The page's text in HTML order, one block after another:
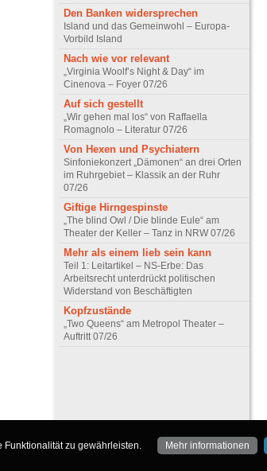
Den Banken widersprechen
Island und das Gemeinwohl – Europa-
Vorbild Island
Nach wie vor relevant
„Virginia Woolf’s Night & Day“ im
Cinenova – Foyer 07/26
Auf sich gestellt
„Wir gehen mal los“ von Raffaella
Romagnolo – Literatur 07/26
Von Hexen und Psychiatern
Sinfoniekonzert „Dämonen“ an drei Orten
im Ruhrgebiet – Klassik an der Ruhr
07/26
Giftige Hirngespinste
„The blind Owl / Die blinde Eule“ am
Theater der Keller – Tanz in NRW 07/26
Mehr als einem lieb sein kann
Teil 1: Leitartikel – NS-Erbe: Das
Arbeitsrecht unterdrückt politischen
Widerstand von Beschäftigten
Kopfzustände
„Two Queens“ am Metropol Theater –
Auftritt 07/26
Funktionalität zu gewährleisten. Mehr informationen